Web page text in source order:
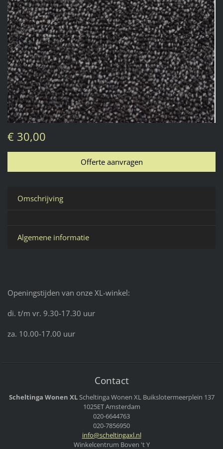
€ 30,00
Omschrijving
Algemene informatie
Openingstijden van onze XL-winkel:
di. t/m vr. 9.30-17.30 uur
za. 10.00-17.00 uur
Contact
Scheltinga Wonen XLScheltinga Wonen XLBuikslotermeerplein 137
1025ET Amsterdam
020-6644763
020-7856950
info@scheltingaxl.nl
Winkelcentrum Boven 't Y